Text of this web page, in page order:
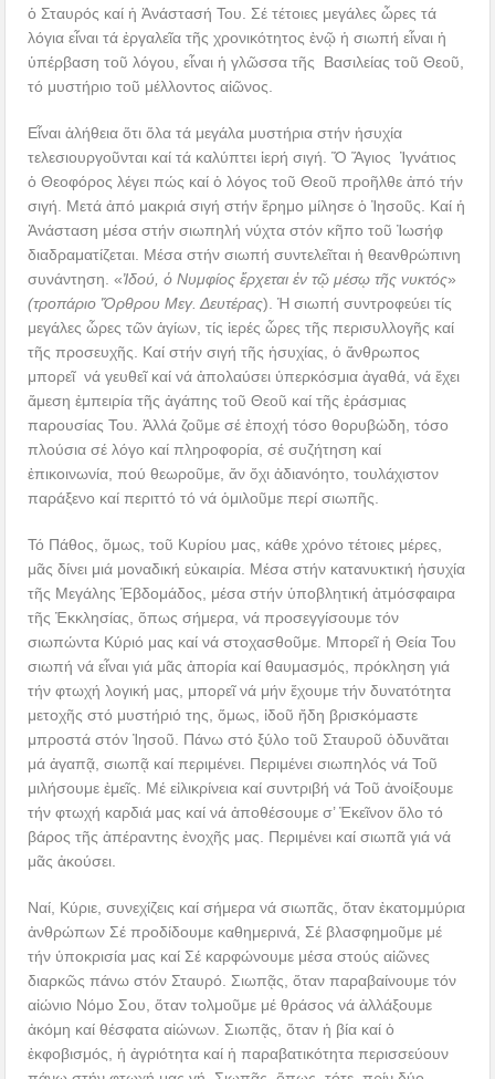
ὁ Σταυρός καί ἡ Ἀνάστασή Του. Σέ τέτοιες μεγάλες ὧρες τά
λόγια εἶναι τά ἐργαλεῖα τῆς χρονικότητος ἐνῷ ἡ σιωπή εἶναι ἡ
ὑπέρβαση τοῦ λόγου, εἶναι ἡ γλῶσσα τῆς Βασιλείας τοῦ Θεοῦ,
τό μυστήριο τοῦ μέλλοντος αἰῶνος.
Εἶναι ἀλήθεια ὅτι ὅλα τά μεγάλα μυστήρια στήν ἡσυχία
τελεσιουργοῦνται καί τά καλύπτει ἱερή σιγή. Ὅ Ἅγιος Ἰγνάτιος
ὁ Θεοφόρος λέγει πώς καί ὁ λόγος τοῦ Θεοῦ προῆλθε ἀπό τήν
σιγή. Μετά ἀπό μακριά σιγή στήν ἔρημο μίλησε ὁ Ἰησοῦς. Καί ἡ
Ἀνάσταση μέσα στήν σιωπηλή νύχτα στόν κῆπο τοῦ Ἰωσήφ
διαδραματίζεται. Μέσα στήν σιωπή συντελεῖται ἡ θεανθρώπινη
συνάντηση. «Ἰδού, ὁ Νυμφίος ἔρχεται ἐν τῷ μέσῳ τῆς νυκτός»
(τροπάριο Ὄρθρου Μεγ. Δευτέρας). Ἡ σιωπή συντροφεύει τίς
μεγάλες ὧρες τῶν ἁγίων, τίς ἱερές ὧρες τῆς περισυλλογῆς καί
τῆς προσευχῆς. Καί στήν σιγή τῆς ἡσυχίας, ὁ ἄνθρωπος
μπορεῖ νά γευθεῖ καί νά ἀπολαύσει ὑπερκόσμια ἀγαθά, νά ἔχει
ἄμεση ἐμπειρία τῆς ἀγάπης τοῦ Θεοῦ καί τῆς ἐράσμιας
παρουσίας Του. Ἀλλά ζοῦμε σέ ἐποχή τόσο θορυβώδη, τόσο
πλούσια σέ λόγο καί πληροφορία, σέ συζήτηση καί
ἐπικοινωνία, πού θεωροῦμε, ἄν ὄχι ἀδιανόητο, τουλάχιστον
παράξενο καί περιττό τό νά ὁμιλοῦμε περί σιωπῆς.
Τό Πάθος, ὅμως, τοῦ Κυρίου μας, κάθε χρόνο τέτοιες μέρες,
μᾶς δίνει μιά μοναδική εὐκαιρία. Μέσα στήν κατανυκτική ἡσυχία
τῆς Μεγάλης Ἑβδομάδος, μέσα στήν ὑποβλητική ἀτμόσφαιρα
τῆς Ἐκκλησίας, ὅπως σήμερα, νά προσεγγίσουμε τόν
σιωπώντα Κύριό μας καί νά στοχασθοῦμε. Μπορεῖ ἡ Θεία Του
σιωπή νά εἶναι γιά μᾶς ἀπορία καί θαυμασμός, πρόκληση γιά
τήν φτωχή λογική μας, μπορεῖ νά μήν ἔχουμε τήν δυνατότητα
μετοχῆς στό μυστήριό της, ὅμως, ἰδοῦ ἤδη βρισκόμαστε
μπροστά στόν Ἰησοῦ. Πάνω στό ξύλο τοῦ Σταυροῦ ὀδυνᾶται
μά ἀγαπᾷ, σιωπᾷ καί περιμένει. Περιμένει σιωπηλός νά Τοῦ
μιλήσουμε ἐμεῖς. Μέ εἰλικρίνεια καί συντριβή νά Τοῦ ἀνοίξουμε
τήν φτωχή καρδιά μας καί νά ἀποθέσουμε σ’ Ἐκεῖνον ὅλο τό
βάρος τῆς ἀπέραντης ἐνοχῆς μας. Περιμένει καί σιωπᾶ γιά νά
μᾶς ἀκούσει.
Ναί, Κύριε, συνεχίζεις καί σήμερα νά σιωπᾶς, ὅταν ἐκατομμύρια
ἀνθρώπων Σέ προδίδουμε καθημερινά, Σέ βλασφημοῦμε μέ
τήν ὑποκρισία μας καί Σέ καρφώνουμε μέσα στούς αἰῶνες
διαρκῶς πάνω στόν Σταυρό. Σιωπᾷς, ὅταν παραβαίνουμε τόν
αἰώνιο Νόμο Σου, ὅταν τολμοῦμε μέ θράσος νά ἀλλάξουμε
ἀκόμη καί θέσφατα αἰώνων. Σιωπᾷς, ὅταν ἡ βία καί ὁ
ἐκφοβισμός, ἡ ἀγριότητα καί ἡ παραβατικότητα περισσεύουν